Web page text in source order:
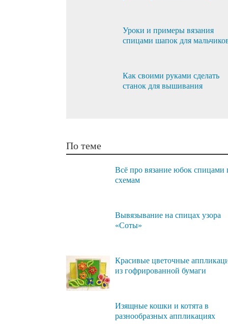
Уроки и примеры вязания
спицами шапок для
Как своими руками сделать
станок для вышивания
По теме
Всё про вязание юбок спицами
схемам
Вывязывание на спицах узора
«Соты»
Красивые цветочные
из гофрированной бумаги
Изящные кошки и котята в
разнообразных аппликациях